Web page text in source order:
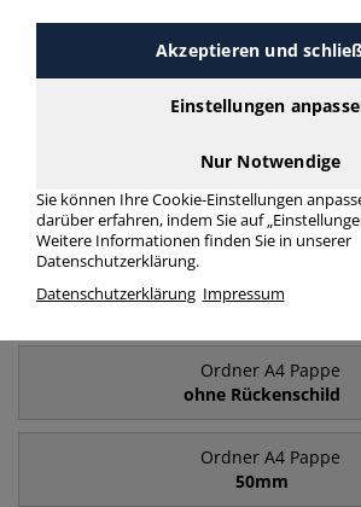
Ordner breit A4
Pappe
Ordner
Pappe
Häufig gesucht
Ordner A4 Pappe
ohne Rückenschild
Ordner A4 Pappe
50mm
Akzeptieren und
Einstellungen
Nur Notwendige
Sie können Ihre Cookie-Einstellungen
darüber erfahren, indem Sie auf
Weitere Informationen finden Sie in unserer
Datenschutzerklärung.
Datenschutzerklärung Impressum